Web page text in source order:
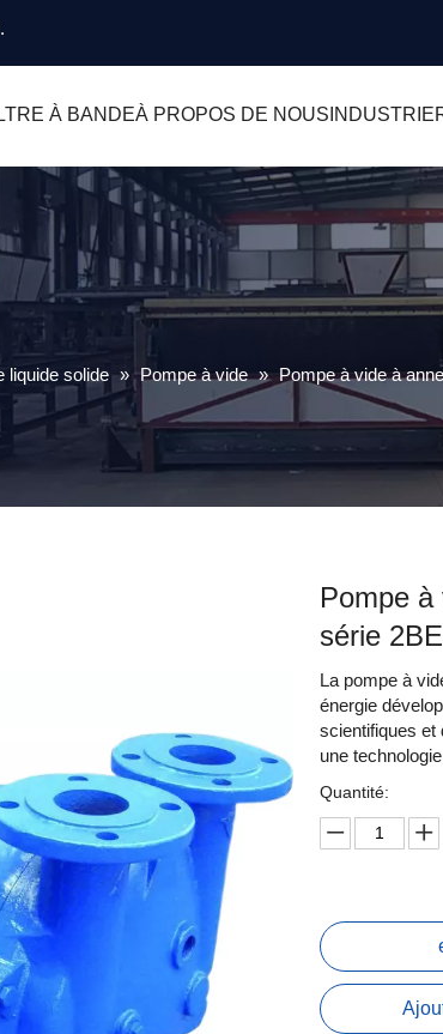
À BANDEÀ PROPOS DE NOUS INDUSTRIE
liquide solide » Pompe à vide » Pompe à vide à
Pompe
série
La pompe à
énergie
scientifiques et
une
Quantité: